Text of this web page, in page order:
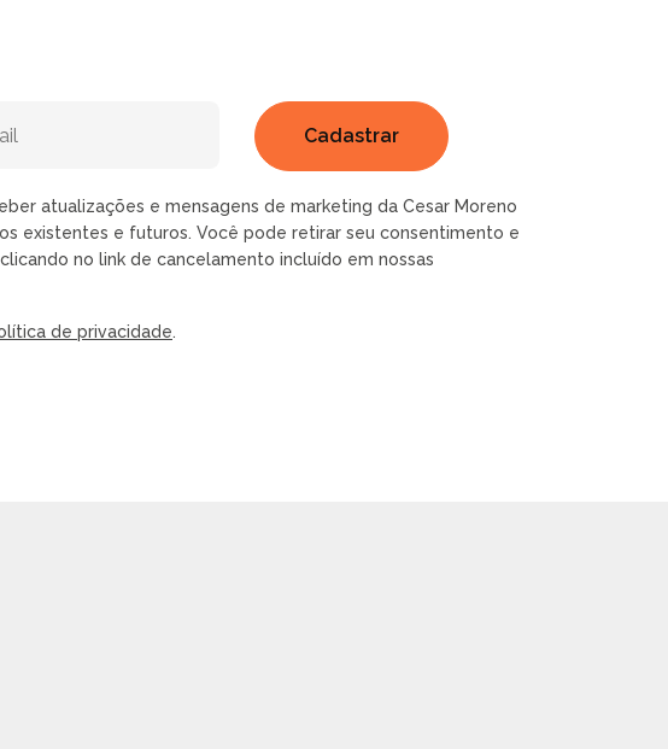
atualizações e mensagens de marketing da Cesar Moreno
existentes e futuros. Você pode retirar seu consentimento e
no link de cancelamento incluído em nossas
de privacidade.